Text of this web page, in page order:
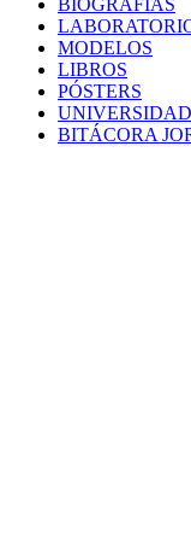
BIOGRAFÍAS
MODELOS
LIBROS
PÓSTERS
BITÁCORA